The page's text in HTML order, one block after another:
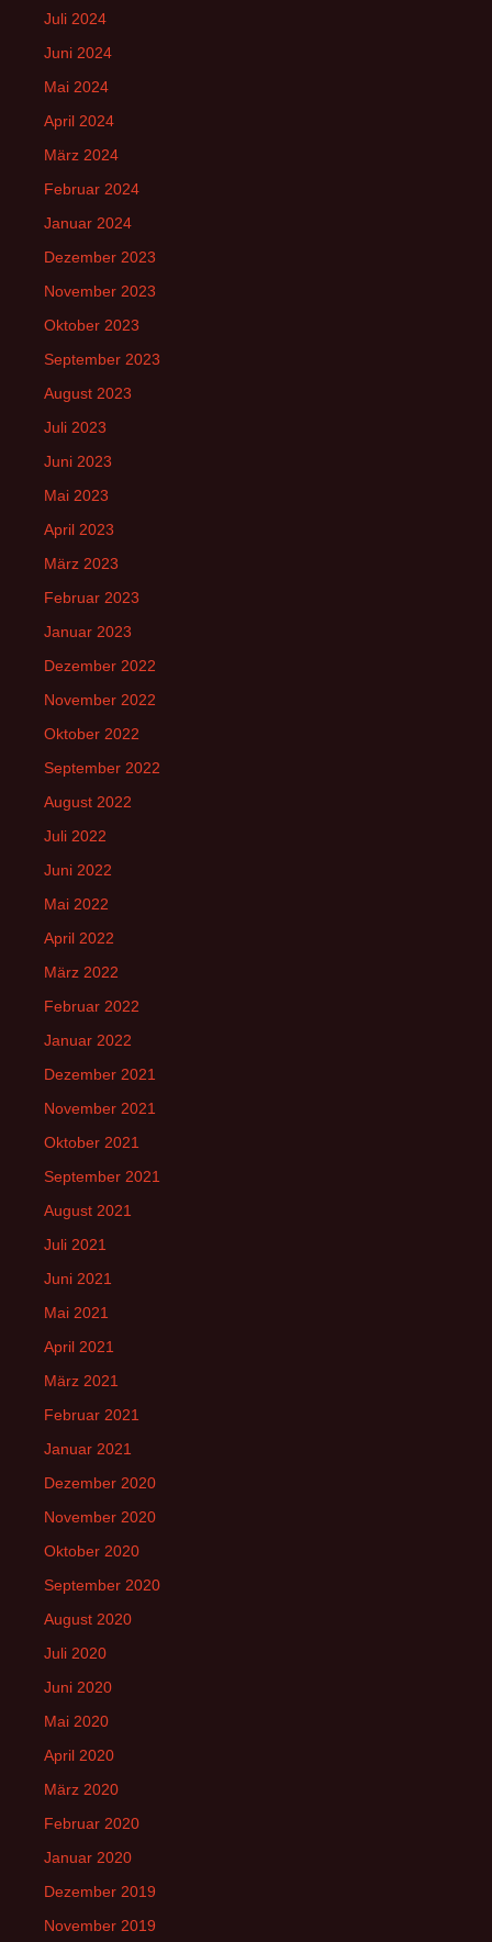
Juli 2024
Juni 2024
Mai 2024
April 2024
März 2024
Februar 2024
Januar 2024
Dezember 2023
November 2023
Oktober 2023
September 2023
August 2023
Juli 2023
Juni 2023
Mai 2023
April 2023
März 2023
Februar 2023
Januar 2023
Dezember 2022
November 2022
Oktober 2022
September 2022
August 2022
Juli 2022
Juni 2022
Mai 2022
April 2022
März 2022
Februar 2022
Januar 2022
Dezember 2021
November 2021
Oktober 2021
September 2021
August 2021
Juli 2021
Juni 2021
Mai 2021
April 2021
März 2021
Februar 2021
Januar 2021
Dezember 2020
November 2020
Oktober 2020
September 2020
August 2020
Juli 2020
Juni 2020
Mai 2020
April 2020
März 2020
Februar 2020
Januar 2020
Dezember 2019
November 2019